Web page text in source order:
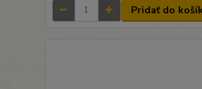
Pridať do